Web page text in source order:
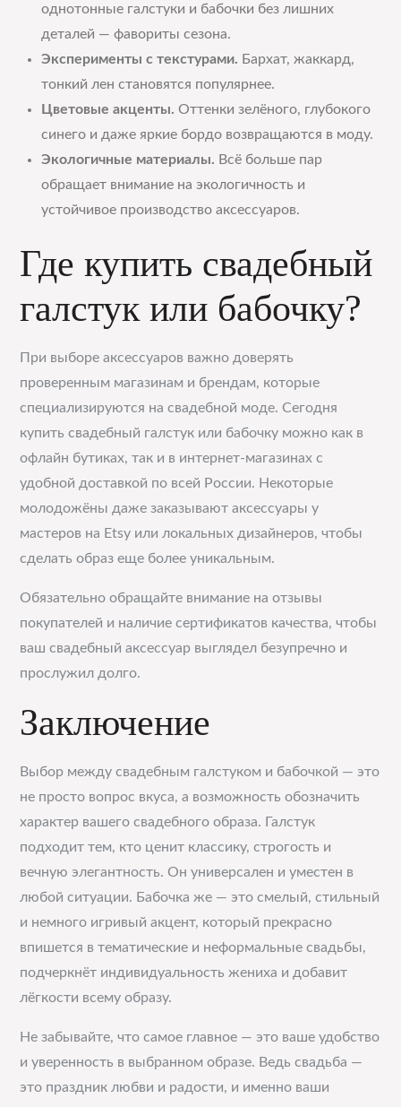
однотонные галстуки и бабочки без лишних
деталей — фавориты сезона.
Эксперименты с текстурами. Бархат, жаккард,
тонкий лен становятся популярнее.
Цветовые акценты. Оттенки зелёного, глубокого
синего и даже яркие бордо возвращаются в моду.
Экологичные материалы. Всё больше пар
обращает внимание на экологичность и
устойчивое производство аксессуаров.
Где купить свадебный
галстук или бабочку?
При выборе аксессуаров важно доверять
проверенным магазинам и брендам, которые
специализируются на свадебной моде. Сегодня
купить свадебный галстук или бабочку можно как в
офлайн бутиках, так и в интернет-магазинах с
удобной доставкой по всей России. Некоторые
молодожёны даже заказывают аксессуары у
мастеров на Etsy или локальных дизайнеров, чтобы
сделать образ еще более уникальным.
Обязательно обращайте внимание на отзывы
покупателей и наличие сертификатов качества, чтобы
ваш свадебный аксессуар выглядел безупречно и
прослужил долго.
Заключение
Выбор между свадебным галстуком и бабочкой — это
не просто вопрос вкуса, а возможность обозначить
характер вашего свадебного образа. Галстук
подходит тем, кто ценит классику, строгость и
вечную элегантность. Он универсален и уместен в
любой ситуации. Бабочка же — это смелый, стильный
и немного игривый акцент, который прекрасно
впишется в тематические и неформальные свадьбы,
подчеркнёт индивидуальность жениха и добавит
лёгкости всему образу.
Не забывайте, что самое главное — это ваше удобство
и уверенность в выбранном образе. Ведь свадьба —
это праздник любви и радости, и именно ваши